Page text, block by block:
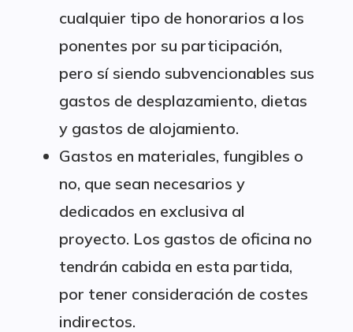
cualquier tipo de honorarios a los
ponentes por su participación,
pero sí siendo subvencionables sus
gastos de desplazamiento, dietas
y gastos de alojamiento.
Gastos en materiales, fungibles o
no, que sean necesarios y
dedicados en exclusiva al
proyecto. Los gastos de oficina no
tendrán cabida en esta partida,
por tener consideración de costes
indirectos.